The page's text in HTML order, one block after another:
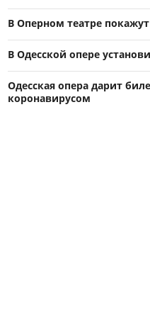
В Оперном театре
В Одесской опере
Одесская опера дарит
коронавирусом